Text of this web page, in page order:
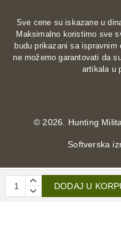
DODAJ U
Sve cene su iskazane u
Maksimalno koristimo sve
budu prikazani sa
ne možemo garantovati da
artikala u
©2026. Hunting
Softverska